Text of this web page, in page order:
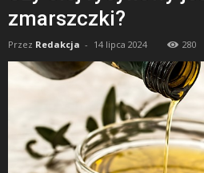
zmarszczki?
Przez Redakcja - 14 lipca 2024 280